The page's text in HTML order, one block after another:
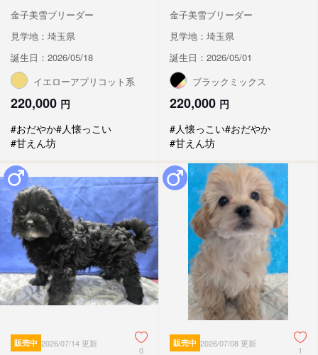
金子美雪ブリーダー
見学地：埼玉県
誕生日：2026/05/18
イエローアプリコット系
220,000 円
#おだやか#人懐っこい
#甘えん坊
金子美雪ブリーダー
見学地：埼玉県
誕生日：2026/05/01
ブラックミックス
220,000 円
#人懐っこい#おだやか
#甘えん坊
販売中 2026/07/14 更新
0
販売中 2026/07/08 更新
1